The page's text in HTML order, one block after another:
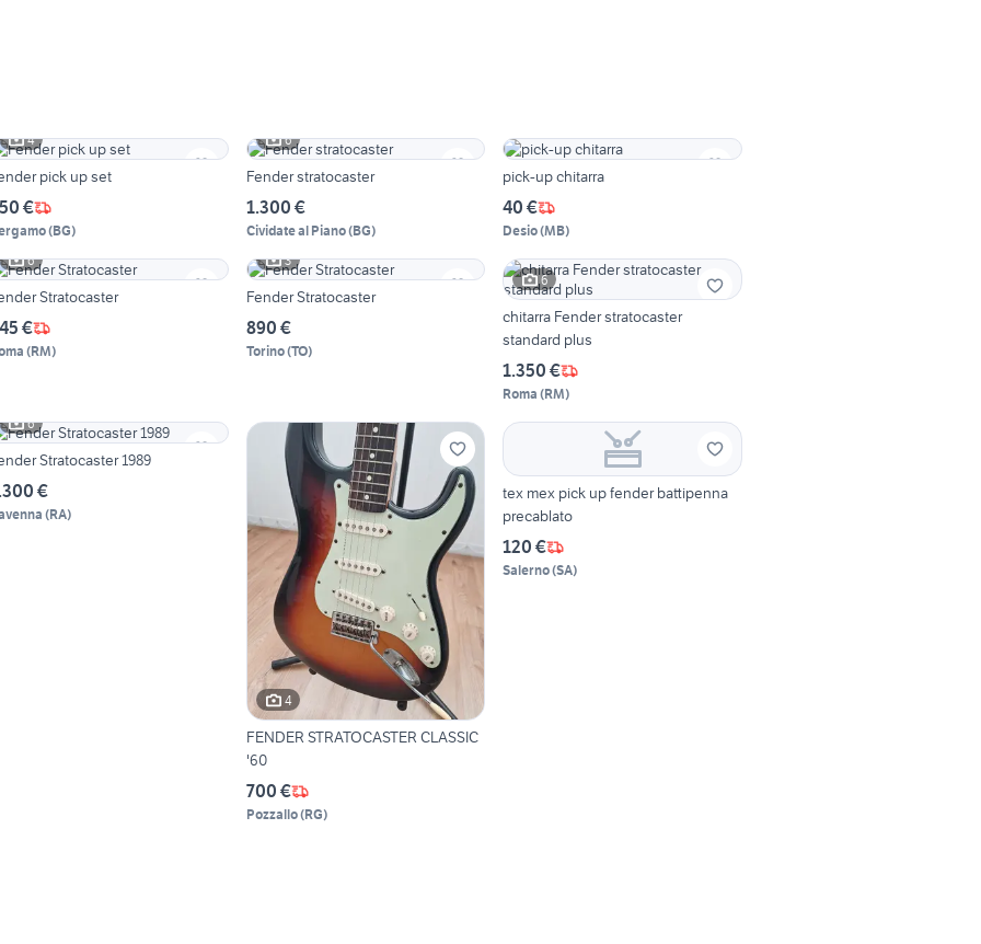
4
pick up set
€
(BG)
6
Fender stratocaster
1.300 €
Cividate al Piano(BG)
pick-up chitarra
40 €
Desio(MB)
6
Stratocaster
€
(RM)
3
Fender Stratocaster
890 €
Torino(TO)
6
chitarra Fender stratocaster
standard plus
1.350 €
Roma (RM)
6
Stratocaster 1989
€
(RA)
4
FENDER STRATOCASTER CLASSIC
'60
700 €
Pozzallo(RG)
tex mex pick up fender battipenna
precablato
120 €
Salerno(SA)